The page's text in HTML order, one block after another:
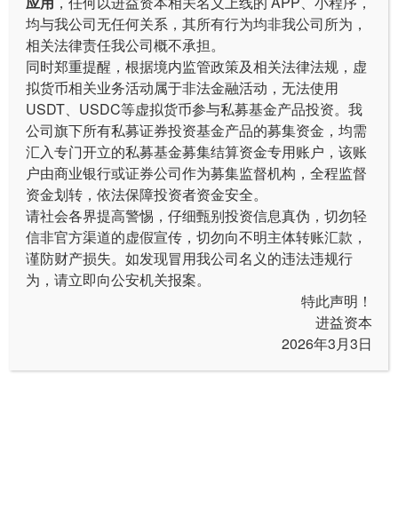
严正声明
关于不法分子冒用本公司名义进行诈骗的严正声明和风险提示
关于进益（天津）资产管理有限责任公司完成股权变更的公告
【喜讯】热烈庆祝 北京进益资产管理有限公司 正式成为 中国证券投资基金业协会 “观察会员”
进益资本CEO范响：面对国内稀缺的高收益投资选项，投资者可以考虑探索海外市场
基金临开公告
关于基金合同变更的意见征询函
2 3
Copyright © 2017 jinyicapital.com Inc. All Rights Reserved.
均与我公司无任何关系，其所有行为均非我公司所为，
相关法律责任我公司概不承担。
同时郑重提醒，根据境内监管政策及相关法律法规，虚
拟货币相关业务活动属于非法金融活动，无法使用
USDT、USDC等虚拟货币参与私募基金产品投资。我
公司旗下所有私募证券投资基金产品的募集资金，均需
汇入专门开立的私募基金募集结算资金专用账户，该账
户由商业银行或证券公司作为募集监督机构，全程监督
资金划转，依法保障投资者资金安全。
请社会各界提高警惕，仔细甄别投资信息真伪，切勿轻
信非官方渠道的虚假宣传，切勿向不明主体转账汇款，
谨防财产损失。如发现冒用我公司名义的违法违规行
为，请立即向公安机关报案。
特此声明！
进益资本
2026年3月3日